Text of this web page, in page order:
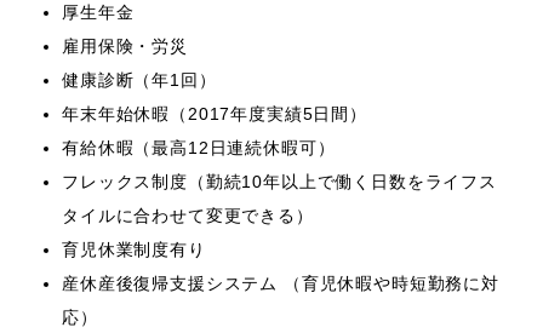
厚生年金
雇用保険・労災
健康診断（年1回）
年末年始休暇（2017年度実績5日間）
有給休暇（最高12日連続休暇可）
フレックス制度（勤続10年以上で働く日数をライフス
タイルに合わせて変更できる）
育児休業制度有り
産休産後復帰支援システム （育児休暇や時短勤務に対
応）